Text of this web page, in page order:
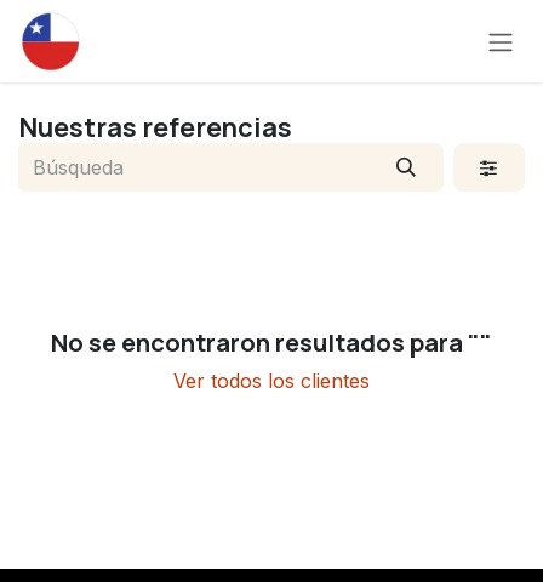
Ir al contenido
Nuestras referencias
No se encontraron resultados para ""
Ver todos los clientes